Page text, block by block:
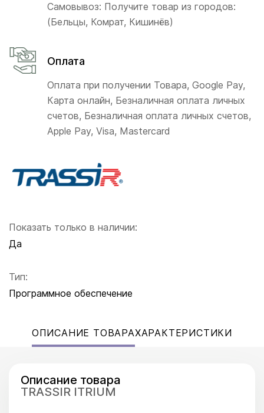
Показать только в наличии:
Да
Тип:
Программное обеспечение
Самовывоз: Получите товар из городов:
(Бельцы, Комрат, Кишинёв)
Оплата
Оплата при получении Товара, Google Pay,
Карта онлайн, Безналичная оплата личных
счетов, Безналичная оплата личных счетов,
Apple Pay, Visa, Mastercard
ОПИСАНИЕ ТОВАРАХАРАКТЕРИСТИКИ
Описание товара
TRASSIR ITRIUM